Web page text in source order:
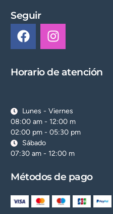
Seguir
Horario de atención
Lunes - Viernes
08:00 am - 12:00 m
02:00 pm - 05:30 pm
Sábado
07:30 am - 12:00 m
Métodos de pago